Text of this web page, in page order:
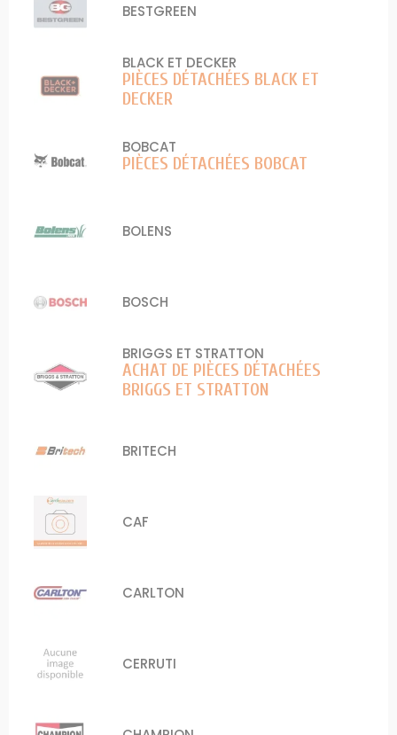
BESTGREEN
BLACK ET DECKER
PIÈCES DÉTACHÉES BLACK ET
DECKER
BOBCAT
PIÈCES DÉTACHÉES BOBCAT
BOLENS
BOSCH
BRIGGS ET STRATTON
ACHAT DE PIÈCES DÉTACHÉES
BRIGGS ET STRATTON
BRITECH
CAF
CARLTON
CERRUTI